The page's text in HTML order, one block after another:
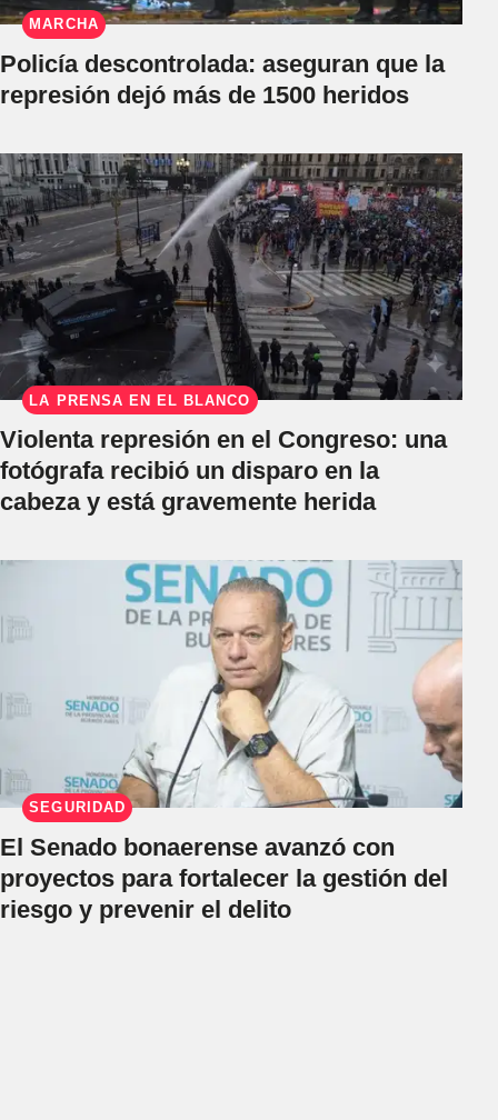
MARCHA
Policía descontrolada: aseguran que la
represión dejó más de 1500 heridos
LA PRENSA EN EL BLANCO
Violenta represión en el Congreso: una
fotógrafa recibió un disparo en la
cabeza y está gravemente herida
SEGURIDAD
El Senado bonaerense avanzó con
proyectos para fortalecer la gestión del
riesgo y prevenir el delito